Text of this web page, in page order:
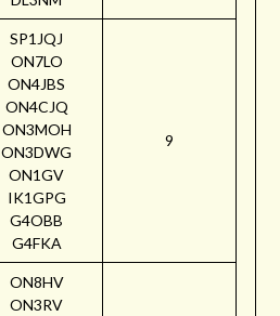
SP1JQJ
ON7LO
ON4JBS
ON4CJQ
ON3MOH
ON3DWG
ON1GV
IK1GPG
G4OBB
G4FKA
9
ON8HV
ON3RV